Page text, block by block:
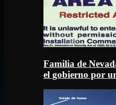
Familia de
el gobierno por